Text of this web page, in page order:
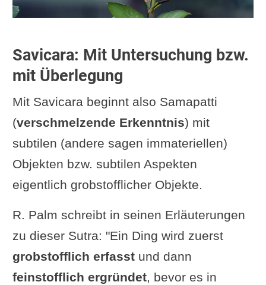
Savicara: Mit Untersuchung bzw.
mit Überlegung
Mit Savicara beginnt also Samapatti
(verschmelzende Erkenntnis) mit
subtilen (andere sagen immateriellen)
Objekten bzw. subtilen Aspekten
eigentlich grobstofflicher Objekte.
R. Palm schreibt in seinen Erläuterungen
zu dieser Sutra: "Ein Ding wird zuerst
grobstofflich erfasstund dann
feinstofflich ergründet, bevor es in